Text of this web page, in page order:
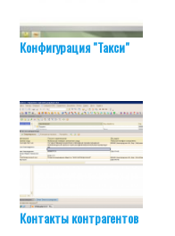
Конфигурация "Такси"
Контакты контрагентов